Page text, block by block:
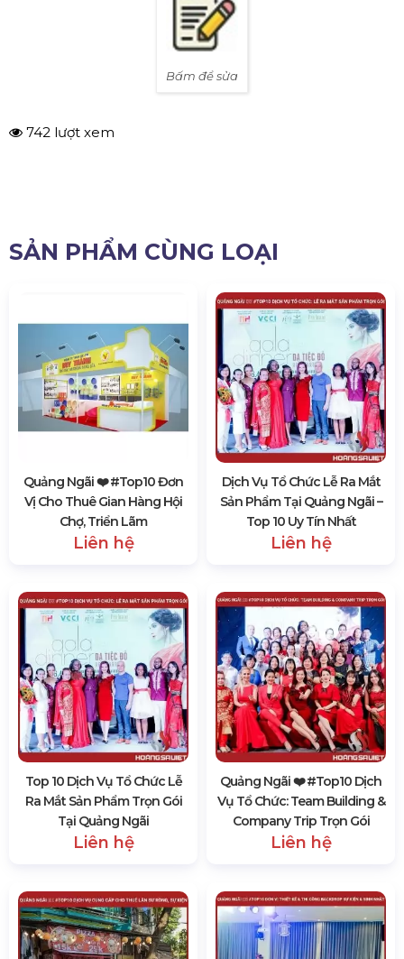
Bấm để sửa
742 lượt xem
SẢN PHẨM CÙNG LOẠI
Quảng Ngãi ❤️️ #top10 Đơn
Vị Cho Thuê Gian Hàng Hội
Chợ, Triển Lãm
Liên hệ
Dịch Vụ Tổ Chức Lễ Ra Mắt
Sản Phẩm Tại Quảng Ngãi –
Top 10 Uy Tín Nhất
Liên hệ
Top 10 Dịch Vụ Tổ Chức Lễ
Ra Mắt Sản Phẩm Trọn Gói
Tại Quảng Ngãi
Liên hệ
Quảng Ngãi ❤️️ #top10 Dịch
Vụ Tổ Chức: Team Building &
Company Trip Trọn Gói
Liên hệ